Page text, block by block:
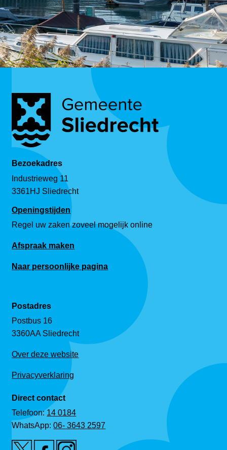
Bezoekadres
Industrieweg 11
3361HJ Sliedrecht
Openingstijden
Regel uw zaken zoveel mogelijk online
Afspraak maken
Naar persoonlijke pagina
Postadres
Postbus 16
3360AA Sliedrecht
Over deze website
Privacyverklaring
Direct contact
Telefoon:14 0184
WhatsApp:06- 3643 2597